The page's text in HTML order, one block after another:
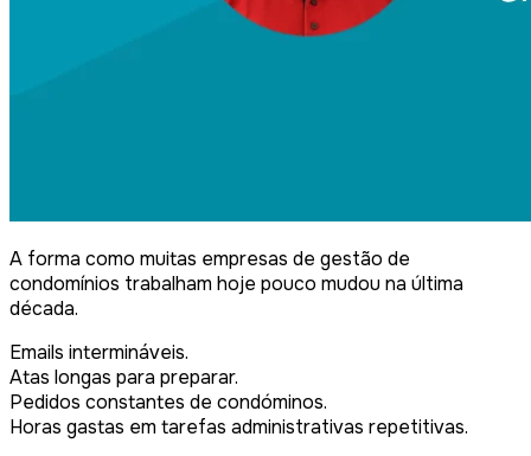
A forma como muitas empresas de gestão de
condomínios trabalham hoje pouco mudou na última
década.
Emails intermináveis.
Atas longas para preparar.
Pedidos constantes de condóminos.
Horas gastas em tarefas administrativas repetitivas.